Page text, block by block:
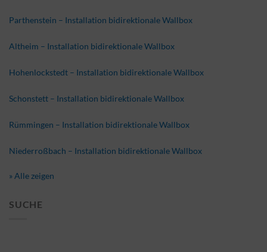
Parthenstein – Installation bidirektionale Wallbox
Altheim – Installation bidirektionale Wallbox
Hohenlockstedt – Installation bidirektionale Wallbox
Schonstett – Installation bidirektionale Wallbox
Rümmingen – Installation bidirektionale Wallbox
Niederroßbach – Installation bidirektionale Wallbox
» Alle zeigen
SUCHE